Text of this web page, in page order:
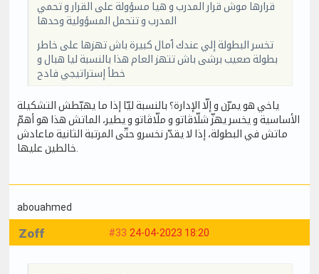
قرارها موش قرار المدرب و هيا مسؤولة على القرار و تحمي
المدرب و تتحمل المسؤولية وحدها
تخسر البطولة إلي عندك ٱمال كبيرة باش تهزها على خاطر
بطولة صعيب برشى باش تتهز العام هذا بالنسبة ليا هبال و
خطأ إستراتيجي فادح
ياخي هو يمرّن و إلّا الإدارة؟ بالنسبة ليّا إذا ما يهبّطش التشكيلة
الأساسية و يخسر يهزّ شلّاڤاتو و ملّاڤاتو و يطير، الماتش هذا هو أهمّ
ماتش في البطولة، إذا لا يقدّر نخسرو حتّى المرتبة الثانية ماعادش
abouahmed
#33 24-04-2023 18:20
Zoff